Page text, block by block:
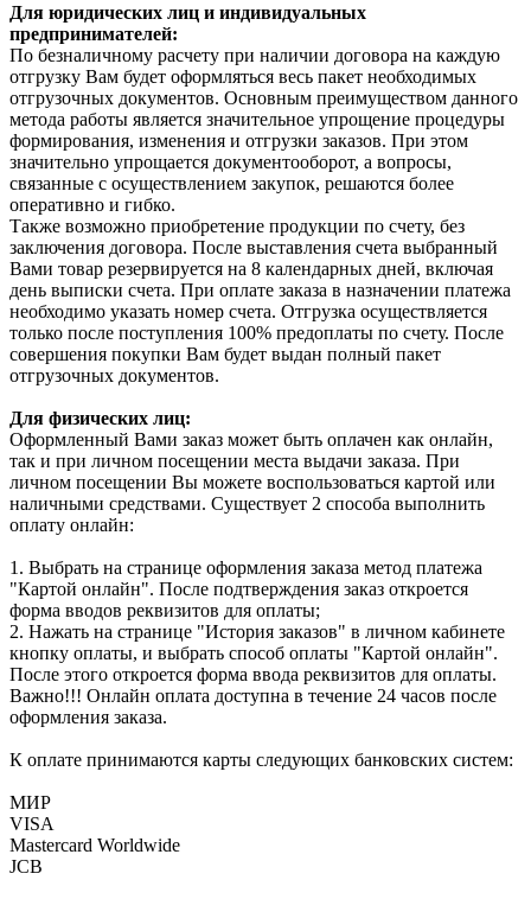
Для юридических лиц и индивидуальных
предпринимателей:
По безналичному расчету при наличии договора на каждую
отгрузку Вам будет оформляться весь пакет необходимых
отгрузочных документов. Основным преимуществом данного
метода работы является значительное упрощение процедуры
формирования, изменения и отгрузки заказов. При этом
значительно упрощается документооборот, а вопросы,
связанные с осуществлением закупок, решаются более
оперативно и гибко.
Также возможно приобретение продукции по счету, без
заключения договора. После выставления счета выбранный
Вами товар резервируется на 8 календарных дней, включая
день выписки счета. При оплате заказа в назначении платежа
необходимо указать номер счета. Отгрузка осуществляется
только после поступления 100% предоплаты по счету. После
совершения покупки Вам будет выдан полный пакет
отгрузочных документов.
Для физических лиц:
Оформленный Вами заказ может быть оплачен как онлайн,
так и при личном посещении места выдачи заказа. При
личном посещении Вы можете воспользоваться картой или
наличными средствами. Существует 2 способа выполнить
оплату онлайн:
1. Выбрать на странице оформления заказа метод платежа
"Картой онлайн". После подтверждения заказ откроется
форма вводов реквизитов для оплаты;
2. Нажать на странице "История заказов" в личном кабинете
кнопку оплаты, и выбрать способ оплаты "Картой онлайн".
После этого откроется форма ввода реквизитов для оплаты.
Важно!!! Онлайн оплата доступна в течение 24 часов после
оформления заказа.
К оплате принимаются карты следующих банковских систем:
МИР
VISA
Mastercard Worldwide
JCB